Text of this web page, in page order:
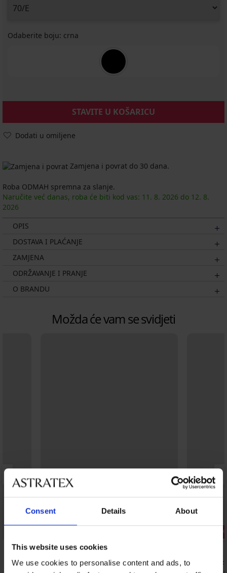
Consent Details About
This website uses cookies
We use cookies to personalise content and ads, to
Odaberite boju: crna
STAVITE U KOŠARICU
Dodati u omiljene
Zamjena i povrat do 30 dana.
Roba ODMAH spremna za slanje.
Naručite već danas, roba će biti kod vas: 11. 8. 2026 do 12. 8.
2026
OPIS
DOSTAVA I PLAĆANJE
ZAMJENA
ODRŽAVANJE I PRANJE
O BRANDU
Možda će vam se svidjeti
3,8
Grudnjak Spacer Flexicup Dotted Mesh
Popust -
Grudnjak